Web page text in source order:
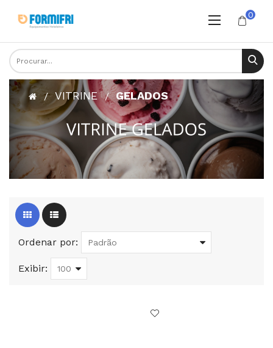
0
VITRINE GELADOS
Ordenar por:
Exibir: